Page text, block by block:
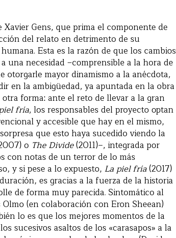
Gens, que prima el componente de
del relato en detrimento de su
Esta es la razón de que los cambios
una necesidad –comprensible a la hora de
otorgarle mayor dinamismo a la anécdota,
en la ambigüedad, ya apuntada en la obra
forma: ante el reto de llevar a la gran
fría, los responsables del proyecto optan
y accesible que hay en el mismo,
que esto haya sucedido viendo la
o The Divide(2011)–, integrada por
con notas de un terror de lo más
y si pese a lo expuesto, La piel fría(2017)
es gracias a la fuerza de la historia
de forma muy parecida. Sintomático al
(en colaboración con Eron Sheean)
lo es que los mejores momentos de la
sucesivos asaltos de los «carasapos» a la